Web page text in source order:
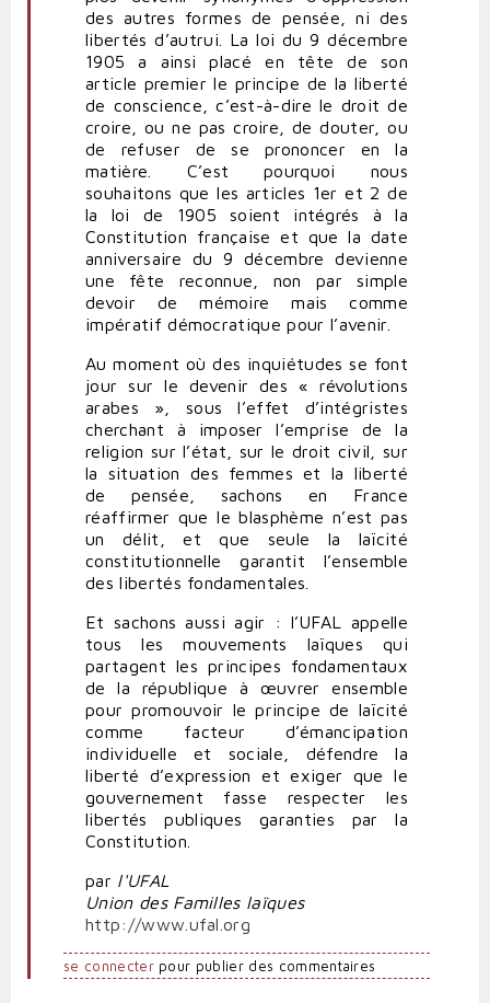
des autres formes de pensée, ni des
libertés d’autrui. La loi du 9 décembre
1905 a ainsi placé en tête de son
article premier le principe de la liberté
de conscience, c’est-à-dire le droit de
croire, ou ne pas croire, de douter, ou
de refuser de se prononcer en la
matière. C’est pourquoi nous
souhaitons que les articles 1er et 2 de
la loi de 1905 soient intégrés à la
Constitution française et que la date
anniversaire du 9 décembre devienne
une fête reconnue, non par simple
devoir de mémoire mais comme
impératif démocratique pour l’avenir.
Au moment où des inquiétudes se font
jour sur le devenir des « révolutions
arabes », sous l’effet d’intégristes
cherchant à imposer l’emprise de la
religion sur l’état, sur le droit civil, sur
la situation des femmes et la liberté
de pensée, sachons en France
réaffirmer que le blasphème n’est pas
un délit, et que seule la laïcité
constitutionnelle garantit l’ensemble
des libertés fondamentales.
Et sachons aussi agir : l’UFAL appelle
tous les mouvements laïques qui
partagent les principes fondamentaux
de la république à œuvrer ensemble
pour promouvoir le principe de laïcité
comme facteur d’émancipation
individuelle et sociale, défendre la
liberté d’expression et exiger que le
gouvernement fasse respecter les
libertés publiques garanties par la
Constitution.
par l'UFAL
Union des Familles laïques
http://www.ufal.org
se connecterpour publier des commentaires